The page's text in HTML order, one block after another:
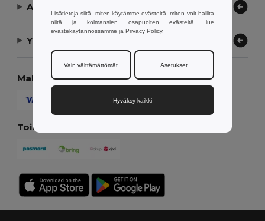
Anna meidän auttaa
Yrityksemme
Maksutavat
Toimitustavat
Lisätietoja siitä, miten käytämme evästeitä, miten voit hallita
niitä ja kolmansien osapuolten evästeitä, lue
evästekäytännössämme ja Privacy Policy.
Vain välttämättömät Asetukset
Hyväksy kaikki